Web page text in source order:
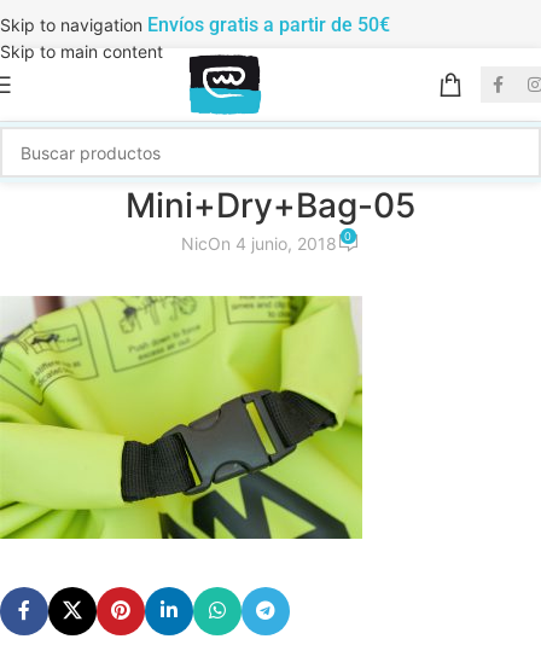
Skip to navigation
Skip to main content
Envíos gratis a partir de 50€
Mini+Dry+Bag-05
NicOn 4 junio, 2018 0